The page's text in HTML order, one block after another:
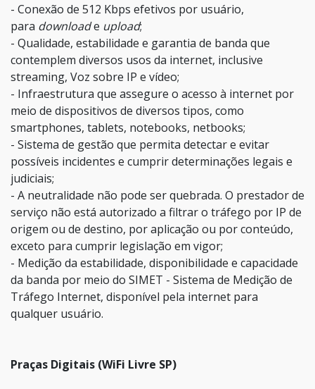
- Conexão de 512 Kbps efetivos por usuário,
para downloade upload;
- Qualidade, estabilidade e garantia de banda que
contemplem diversos usos da internet, inclusive
streaming, Voz sobre IP e vídeo;
- Infraestrutura que assegure o acesso à internet por
meio de dispositivos de diversos tipos, como
smartphones, tablets, notebooks, netbooks;
- Sistema de gestão que permita detectar e evitar
possíveis incidentes e cumprir determinações legais e
judiciais;
- A neutralidade não pode ser quebrada. O prestador de
serviço não está autorizado a filtrar o tráfego por IP de
origem ou de destino, por aplicação ou por conteúdo,
exceto para cumprir legislação em vigor;
- Medição da estabilidade, disponibilidade e capacidade
da banda por meio do SIMET - Sistema de Medição de
Tráfego Internet, disponível pela internet para
qualquer usuário.
Praças Digitais (WiFi Livre SP)